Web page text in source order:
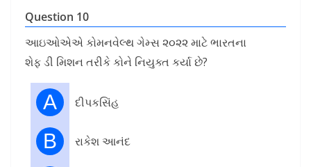
Question 10
આઇઓએએ કોમનવેલ્થ ગેમ્સ ૨૦૨૨ માટે ભારતના
શેફ ડી મિશન તરીકે કોને નિયુક્ત કર્યા છે?
A દીપકસિંહ
B રાકેશ આનંદ